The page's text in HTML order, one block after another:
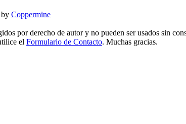
by Coppermine
por derecho de autor y no pueden ser usados sin
el Formulario de Contacto. Muchas gracias.